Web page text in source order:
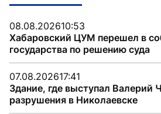
08.08.202610:53
Хабаровский ЦУМ перешел в
государства по решению суда
07.08.202617:41
Здание, где выступал Валерий
разрушения в Николаевске